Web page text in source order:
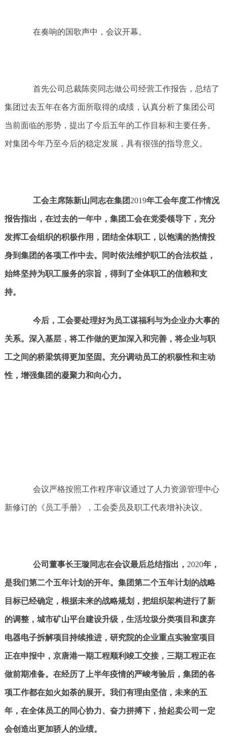
在奏响的国歌声中，会议开幕。
首先公司总裁陈奕同志做公司经营工作报告，总结了
集团过去五年在各方面所取得的成绩，认真分析了集团公司
当前面临的形势，提出了今后五年的工作目标和主要任务。
对集团今年乃至今后的稳定发展，具有很强的指导意义。
工会主席陈新山同志在集团 2019年工会年度工作情况
报告指出，在过去的一年中，集团工会在党委领导下，充分
发挥工会组织的积极作用，团结全体职工，以饱满的热情投
身到集团的各项工作中去。同时依法维护职工的合法权益，
始终坚持为职工服务的宗旨，得到了全体职工的信赖和支
持。
今后，工会要处理好为员工谋福利与为企业办大事的
关系。深入基层，将工作做的更加深入和完善，将企业与职
工之间的桥梁筑得更加坚固。充分调动员工的积极性和主动
性，增强集团的凝聚力和向心力。
会议严格按照工作程序审议通过了人力资源管理中心
新修订的《员工手册》，工会委员及职工代表增补决议。
公司董事长王璇同志在会议最后总结指出， 2020年，
是我们第二个五年计划的开年。集团第二个五年计划的战略
目标已经确定，根据未来的战略规划，把组织架构进行了新
的调整，城市矿山平台建设升级，生活垃圾分类项目和废弃
电器电子拆解项目持续推进，研究院的企业重点实验室项目
正在申报中，京唐港一期工程顺利竣工交接，三期工程正在
做前期准备。在经历了上半年疫情的严峻考验后，集团的各
项工作都在如火如荼的展开。我们有理由坚信，未来的五
年，在全体员工的同心协力、奋力拼搏下，拾起卖公司一定
会创造出更加骄人的业绩。